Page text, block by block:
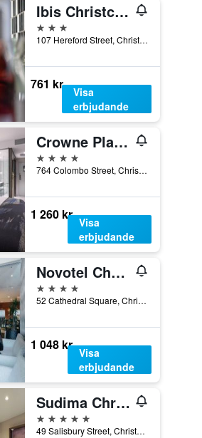
Ibis Christchurch
3 stjärnor
107 Hereford Street, Christchurch, Nya Zeeland
761 kr
Visa
erbjudande
Crowne Plaza Christchurch By IHG
4 stjärnor
764 Colombo Street, Christchurch, Nya Zeeland
1 260 kr
Visa
erbjudande
Novotel Christchurch Cathedral Square
4 stjärnor
52 Cathedral Square, Christchurch, Nya Zeeland
1 048 kr
Visa
erbjudande
Sudima Christchurch City
5 stjärnor
49 Salisbury Street, Christchurch, Nya Zeeland